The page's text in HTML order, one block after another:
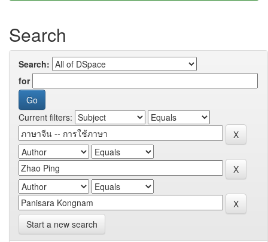
Search
Search:
for
Current filters:
Start a new search